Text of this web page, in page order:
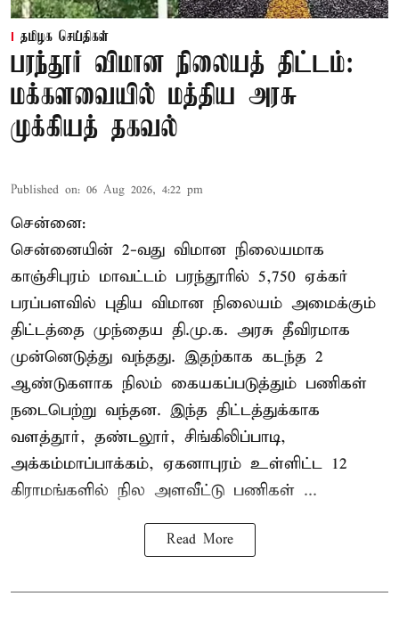
தமிழக செய்திகள்
பரந்தூர் விமான நிலையத் திட்டம்:
மக்களவையில் மத்திய அரசு
முக்கியத் தகவல்
Published on: 06 Aug 2026, 4:22 pm
சென்னை:
சென்னையின் 2-வது விமான நிலையமாக
காஞ்சிபுரம் மாவட்டம் பரந்தூரில் 5,750 ஏக்கர்
பரப்பளவில் புதிய விமான நிலையம் அமைக்கும்
திட்டத்தை முந்தைய தி.மு.க. அரசு தீவிரமாக
முன்னெடுத்து வந்தது. இதற்காக கடந்த 2
ஆண்டுகளாக நிலம் கையகப்படுத்தும் பணிகள்
நடைபெற்று வந்தன. இந்த திட்டத்துக்காக
வளத்தூர், தண்டலூர், சிங்கிலிப்பாடி,
அக்கம்மாப்பாக்கம், ஏகனாபுரம் உள்ளிட்ட 12
கிராமங்களில் நில அளவீட்டு பணிகள் ...
Read More